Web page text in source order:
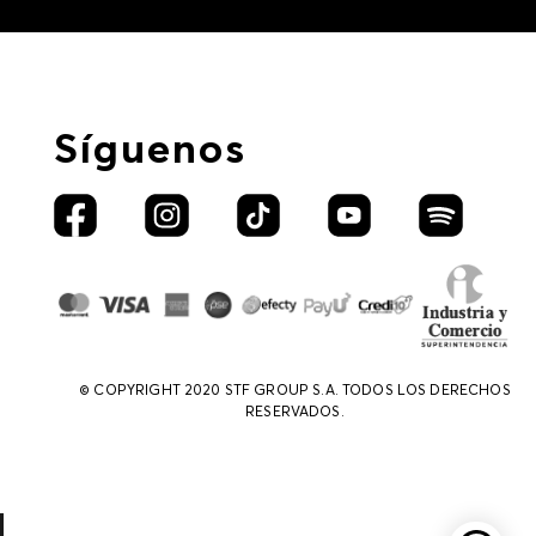
Síguenos
© COPYRIGHT 2020 STF GROUP S.A. TODOS LOS DERECHOS
RESERVADOS.